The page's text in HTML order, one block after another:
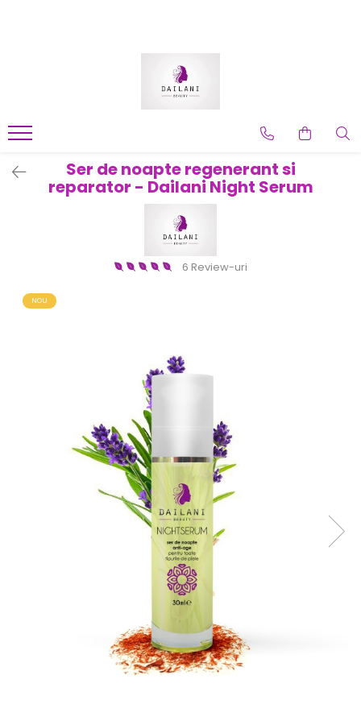
Ser de noapte regenerant si
reparator - Dailani Night Serum
6 Review-uri
NOU